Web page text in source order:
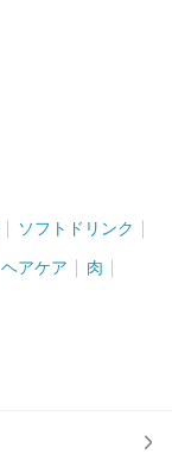
ソフトドリンク
ヘアケア 肉